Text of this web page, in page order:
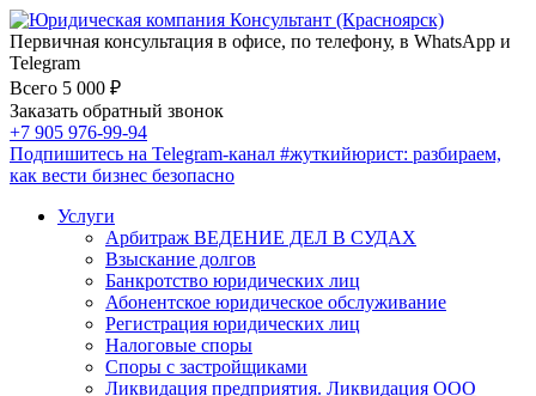
Первичная консультация в офисе, по телефону, в WhatsApp и
Telegram
Всего 5 000 ₽
Заказать обратный звонок
+7 905 976-99-94
Подпишитесь на Telegram-канал #жуткийюрист: разбираем,
как вести бизнес безопасно
Услуги
Арбитраж ВЕДЕНИЕ ДЕЛ В СУДАХ
Взыскание долгов
Банкротство юридических лиц
Абонентское юридическое обслуживание
Регистрация юридических лиц
Налоговые споры
Споры с застройщиками
Ликвидация предприятия. Ликвидация ООО